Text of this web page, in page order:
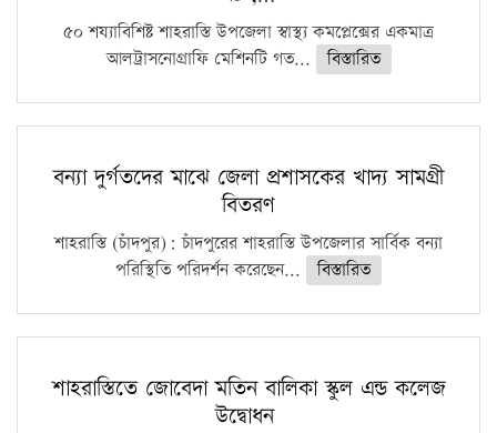
৫০ শয্যাবিশিষ্ট শাহরাস্তি উপজেলা স্বাস্থ্য কমপ্লেক্সের একমাত্র
আলট্রাসনোগ্রাফি মেশিনটি গত...
বিস্তারিত
বন্যা দুর্গতদের মাঝে জেলা প্রশাসকের খাদ্য সামগ্রী
বিতরণ
শাহরাস্তি (চাঁদপুর): চাঁদপুরের শাহরাস্তি উপজেলার সার্বিক বন্যা
পরিস্থিতি পরিদর্শন করেছেন...
বিস্তারিত
শাহরাস্তিতে জোবেদা মতিন বালিকা স্কুল এন্ড কলেজ
উদ্বোধন